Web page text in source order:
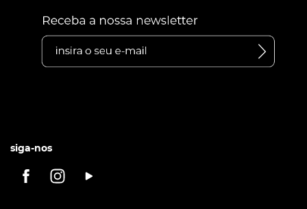
siga-nos